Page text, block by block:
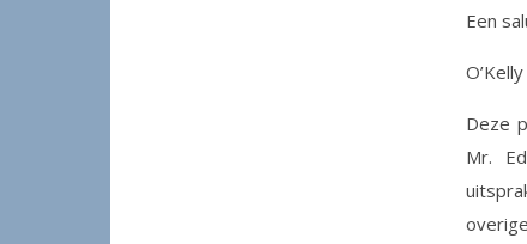
Een
Deze
Mr.